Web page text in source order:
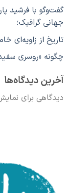
گفت‌وگو با فرشید
جهانی گرافیک؛
تاریخ از زاویه‌ای
چگونه «روسری
آخرین دیدگاه‌ها
دیدگاهی برای